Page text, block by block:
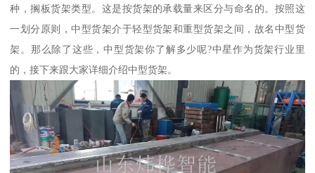
种，搁板货架类型。这是按货架的承载量来区分与命名的。按照这
一划分原则，中型货架介于轻型货架和重型货架之间，故名中型货
架。那么除了这些，中型货架你了解多少呢?中星作为货架行业里
的，接下来跟大家详细介绍中型货架。